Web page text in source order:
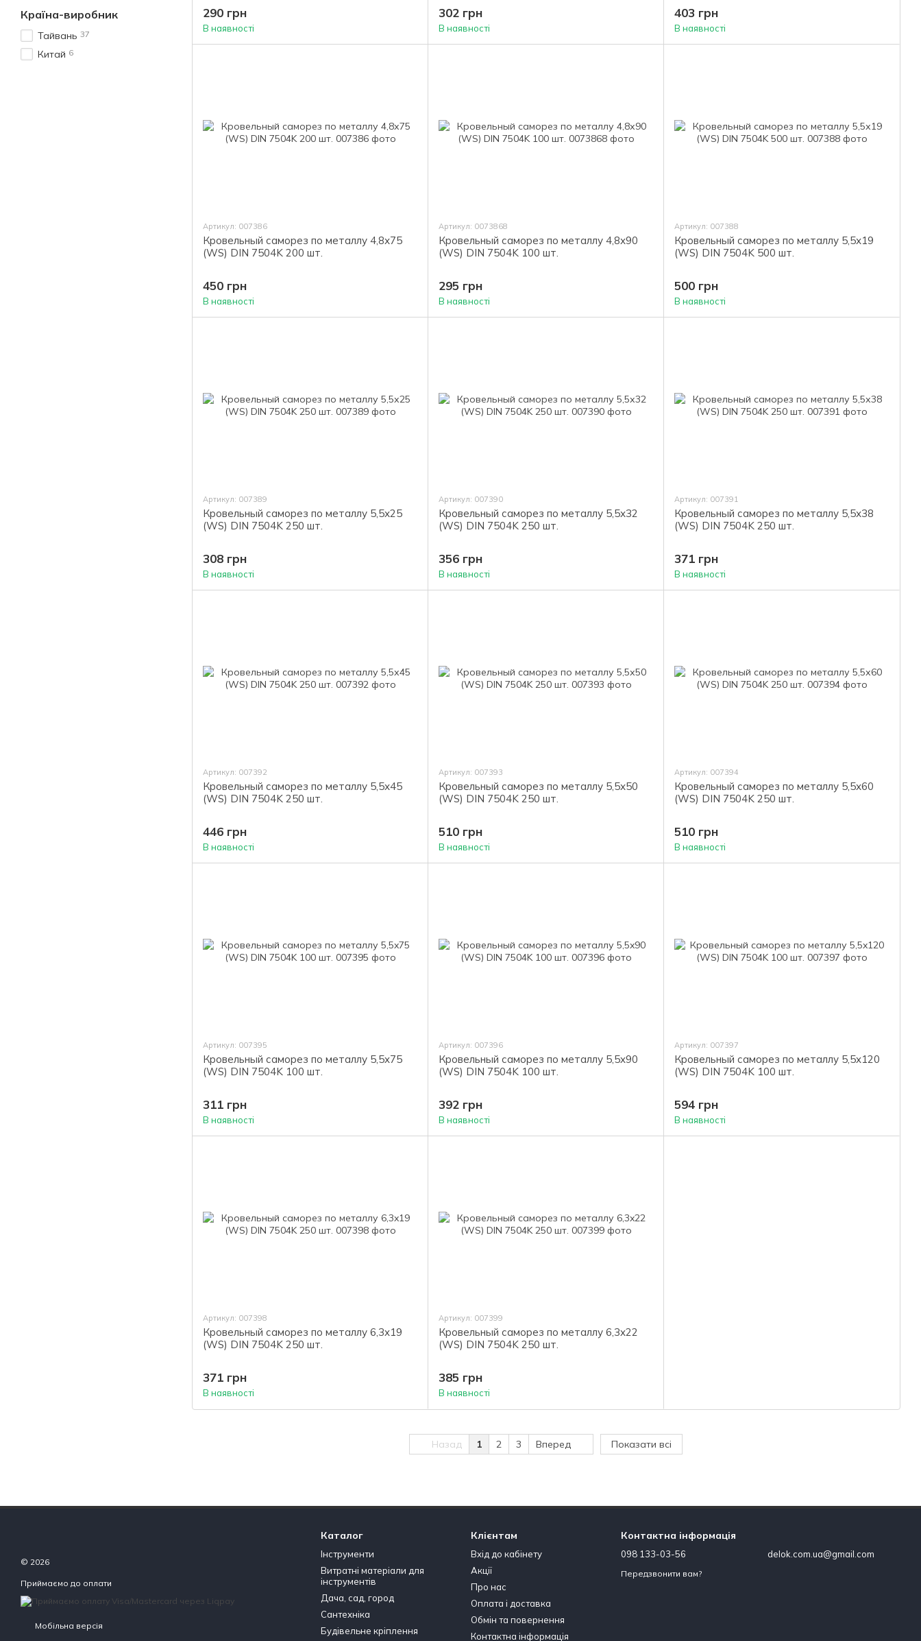
290 грн
В наявності
302 грн
В наявності
403 грн
В наявності
Артикул: 007386
Кровельный саморез по металлу 4,8х75
(WS) DIN 7504K 200 шт.
450 грн
В наявності
Артикул: 0073868
Кровельный саморез по металлу 4,8х90
(WS) DIN 7504K 100 шт.
295 грн
В наявності
Артикул: 007388
Кровельный саморез по металлу 5,5х19
(WS) DIN 7504K 500 шт.
500 грн
В наявності
Артикул: 007389
Кровельный саморез по металлу 5,5х25
(WS) DIN 7504K 250 шт.
308 грн
В наявності
Артикул: 007390
Кровельный саморез по металлу 5,5х32
(WS) DIN 7504K 250 шт.
356 грн
В наявності
Артикул: 007391
Кровельный саморез по металлу 5,5х38
(WS) DIN 7504K 250 шт.
371 грн
В наявності
Артикул: 007392
Кровельный саморез по металлу 5,5х45
(WS) DIN 7504K 250 шт.
446 грн
В наявності
Артикул: 007393
Кровельный саморез по металлу 5,5х50
(WS) DIN 7504K 250 шт.
510 грн
В наявності
Артикул: 007394
Кровельный саморез по металлу 5,5х60
(WS) DIN 7504K 250 шт.
510 грн
В наявності
Артикул: 007395
Кровельный саморез по металлу 5,5x75
(WS) DIN 7504K 100 шт.
311 грн
В наявності
Артикул: 007396
Кровельный саморез по металлу 5,5x90
(WS) DIN 7504K 100 шт.
392 грн
В наявності
Артикул: 007397
Кровельный саморез по металлу 5,5x120
(WS) DIN 7504K 100 шт.
594 грн
В наявності
Артикул: 007398
Кровельный саморез по металлу 6,3x19
(WS) DIN 7504K 250 шт.
371 грн
В наявності
Артикул: 007399
Кровельный саморез по металлу 6,3x22
(WS) DIN 7504K 250 шт.
385 грн
В наявності
Назад 1 2 3 Вперед Показати всі
Країна-виробник
Тайвань 37
Китай 6
© 2026
Приймаємо до оплати
Мобільна версія
Каталог
Інструменти
Витратні матеріали для
інструментів
Дача, сад, город
Сантехніка
Будівельне кріплення
Клієнтам
Вхід до кабінету
Акції
Про нас
Оплата і доставка
Обмін та повернення
Контактна інформація
Контактна інформація
098 133-03-56
Передзвонити вам?
delok.com.ua@gmail.com